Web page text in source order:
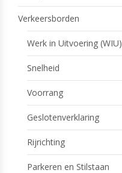
Verkeersborden
Werk in Uitvoering (WIU)
Snelheid
Voorrang
Geslotenverklaring
Rijrichting
Parkeren en Stilstaan